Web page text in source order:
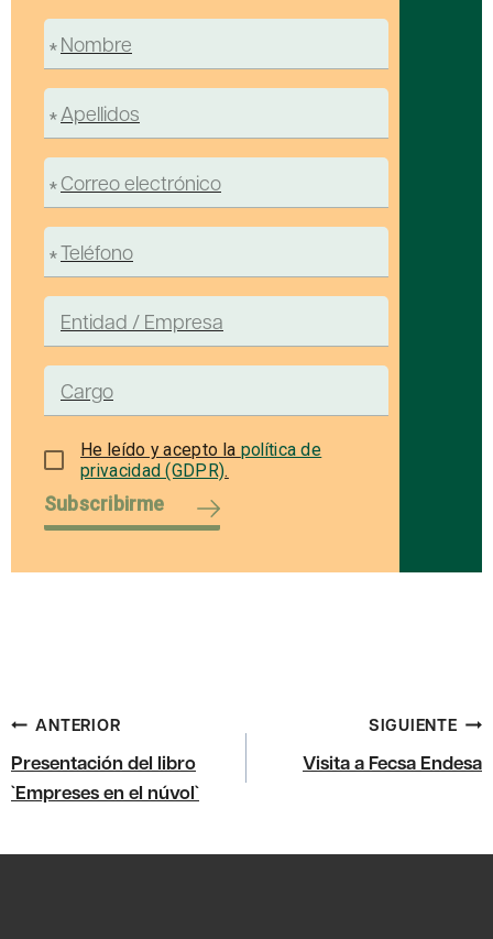
He leído y acepto la política de
privacidad (GDPR).
Subscribirme
Navegación
de
entradas
ANTERIOR
Presentación del libro
`Empreses en el núvol`
SIGUIENTE
Visita a Fecsa Endesa